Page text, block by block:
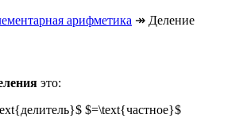
арифметика ↠ Деление
это:
$=\text{частное}$